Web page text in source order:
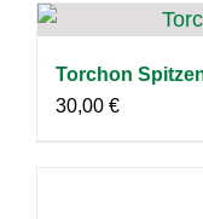
Torchon
30,00 €